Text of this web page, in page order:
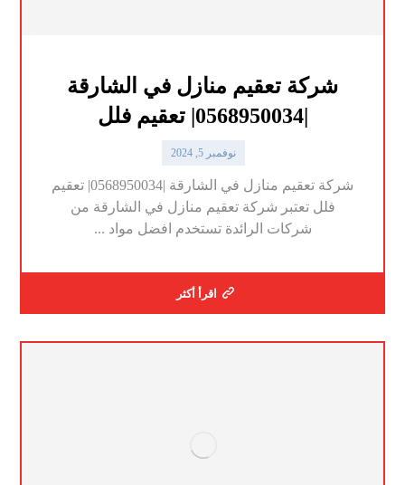
شركة تعقيم منازل في الشارقة
|0568950034| تعقيم فلل
نوفمبر 5, 2024
شركة تعقيم منازل في الشارقة |0568950034| تعقيم
فلل تعتبر شركة تعقيم منازل في الشارقة من
شركات الرائدة تستخدم افضل مواد ...
اقرأ أكثر